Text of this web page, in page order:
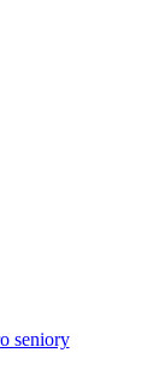
seniory